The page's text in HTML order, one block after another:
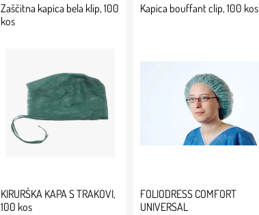
Zaščitna kapica bela klip, 100
kos
Kapica bouffant clip, 100 kos
KIRURŠKA KAPA S TRAKOVI,
100 kos
FOLIODRESS COMFORT
UNIVERSAL